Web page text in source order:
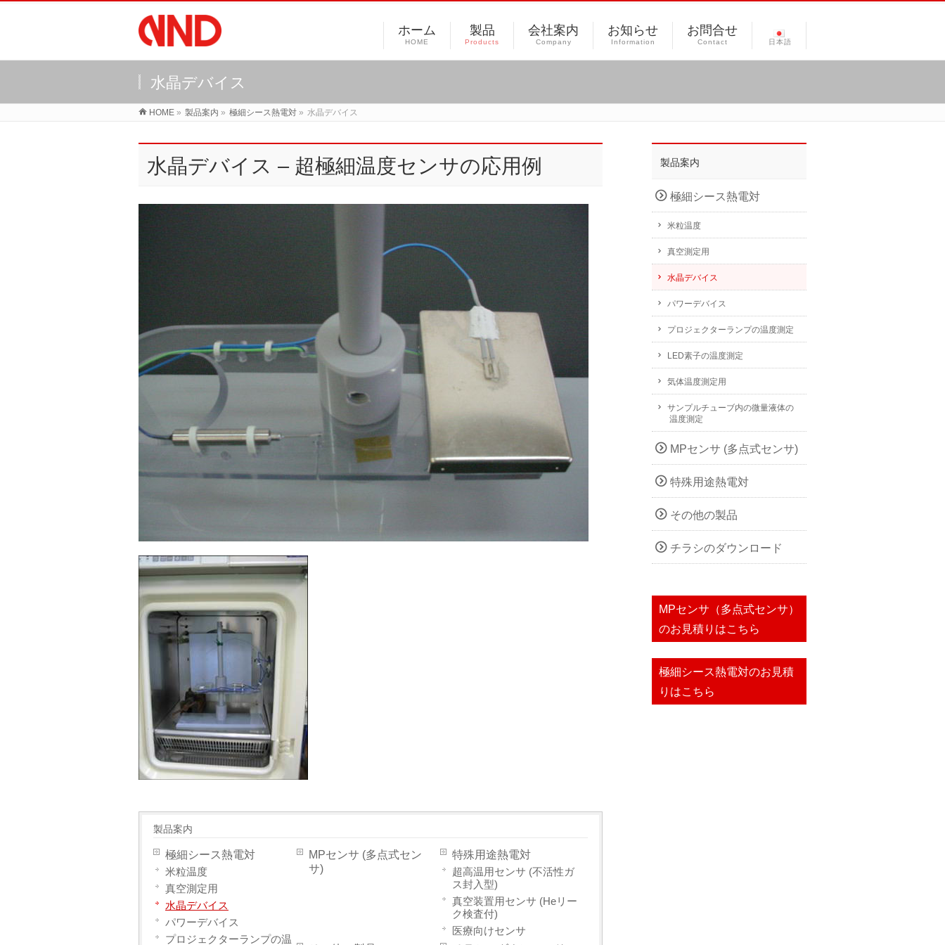
ホーム
HOME
製品
Products
会社案内
Company
お知らせ
Information
お問合せ
Contact 日本語
水晶デバイス
HOME » 製品案内 » 極細シース熱電対 » 水晶デバイス
水晶デバイス – 超極細温度センサの応用例
製品案内
極細シース熱電対
米粒温度
真空測定用
水晶デバイス
パワーデバイス
プロジェクターランプの温
MPセンサ (多点式セン
サ)
特殊用途熱電対
超高温用センサ (不活性ガ
ス封入型)
真空装置用センサ (Heリー
ク検査付)
医療向けセンサ
製品案内
極細シース熱電対
米粒温度
真空測定用
水晶デバイス
パワーデバイス
プロジェクターランプの温度測定
LED素子の温度測定
気体温度測定用
サンプルチューブ内の微量液体の
温度測定
MPセンサ (多点式センサ)
特殊用途熱電対
その他の製品
チラシのダウンロード
MPセンサ（多点式センサ）
のお見積りはこちら
極細シース熱電対のお見積
りはこちら